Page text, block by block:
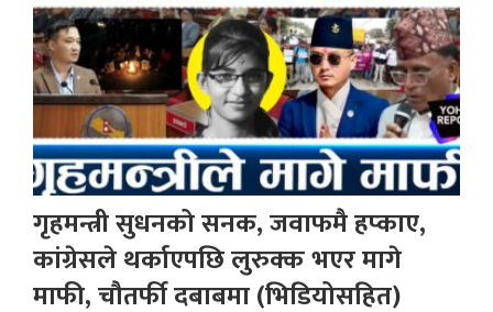
गृहमन्त्री सुधनको सनक, जवाफमै हप्काए,
कांग्रेसले थर्काएपछि लुरुक्क भएर मागे
माफी, चौतर्फी दबाबमा (भिडियोसहित)